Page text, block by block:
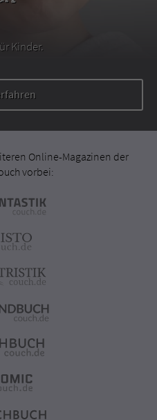
Kinder.
Online-Magazinen der
vorbei: